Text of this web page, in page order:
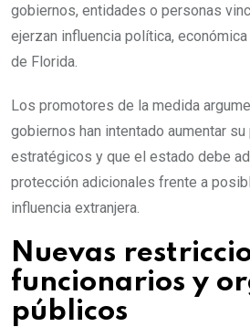
gobiernos, entidades o personas
ejerzan influencia política,
de Florida.
Los promotores de la medida
gobiernos han intentado aumentar
estratégicos y que el estado debe
protección adicionales frente a
influencia extranjera.
Nuevas
funcionarios y
públicos